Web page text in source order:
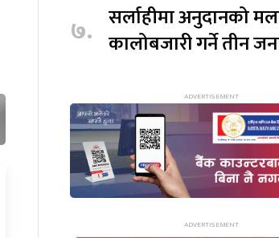
७. सर्लाहीमा अनुदानको
कालोबजारी गर्ने तीन